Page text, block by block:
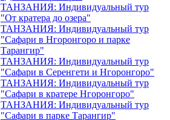
ТАНЗАНИЯ: Индивидуальный тур
"От кратера до озера"
ТАНЗАНИЯ: Индивидуальный тур
"Сафари в Нгоронгоро и парке
Тарангир"
ТАНЗАНИЯ: Индивидуальный тур
"Сафари в Серенгети и Нгоронгоро"
ТАНЗАНИЯ: Индивидуальный тур
"Сафари в кратере Нгоронгоро"
ТАНЗАНИЯ: Индивидуальный тур
"Сафари в парке Тарангир"